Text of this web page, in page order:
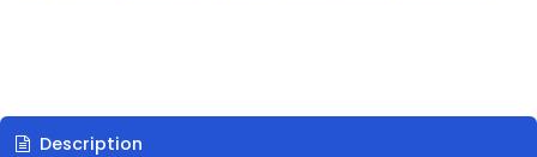
Description